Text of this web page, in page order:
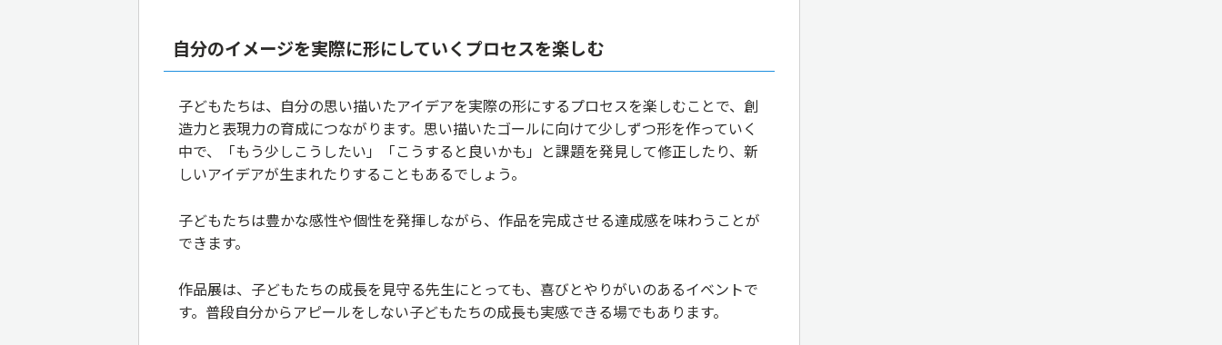
自分のイメージを実際に形にしていくプロセスを楽しむ
子どもたちは、自分の思い描いたアイデアを実際の形にするプロセスを楽しむことで、創
造力と表現力の育成につながります。思い描いたゴールに向けて少しずつ形を作っていく
中で、「もう少しこうしたい」「こうすると良いかも」と課題を発見して修正したり、新
しいアイデアが生まれたりすることもあるでしょう。
子どもたちは豊かな感性や個性を発揮しながら、作品を完成させる達成感を味わうことが
できます。
作品展は、子どもたちの成長を見守る先生にとっても、喜びとやりがいのあるイベントで
す。普段自分からアピールをしない子どもたちの成長も実感できる場でもあります。